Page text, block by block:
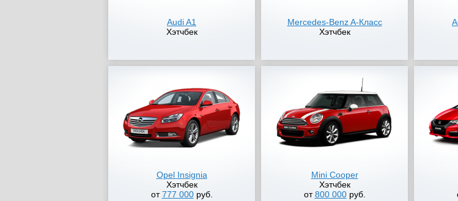
Audi A1
Хэтчбек
Mercedes-Benz A-Класс
Хэтчбек
Opel Insignia
Хэтчбек
от777 000руб.
Mini Cooper
Хэтчбек
от800 000руб.